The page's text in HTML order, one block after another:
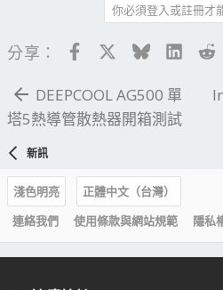
你必須登入或註冊才
分享： FacebookBluesky
DEEPCOOL AG500 單
塔5熱導管散熱器開箱測試
新訊
淺色明亮
正體中文（台灣）
連絡我們
使用條款與網站規範 隱私